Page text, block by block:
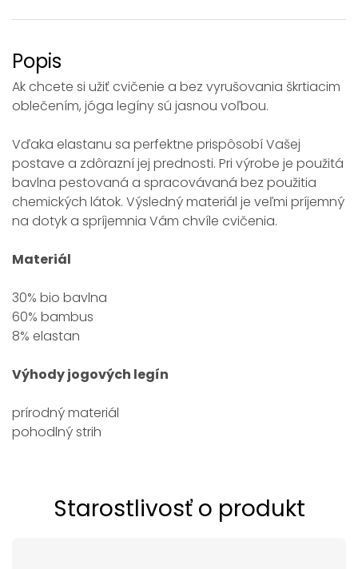
Popis
Ak chcete si užiť cvičenie a bez vyrušovania škrtiacim
oblečením, jóga legíny sú jasnou voľbou.
Vďaka elastanu sa perfektne prispôsobí Vašej
postave a zdôrazní jej prednosti. Pri výrobe je použitá
bavlna pestovaná a spracovávaná bez použitia
chemických látok. Výsledný materiál je veľmi príjemný
na dotyk a spríjemnia Vám chvíle cvičenia.
Materiál
30% bio bavlna
60% bambus
8% elastan
Výhody jogových legín
prírodný materiál
pohodlný strih
Starostlivosť o produkt